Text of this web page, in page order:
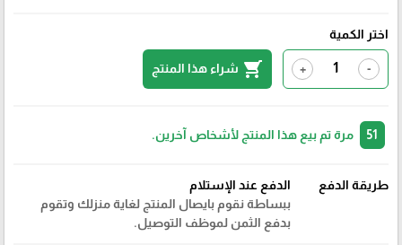
اختر الكمية
-
+
shopping_cart شراء هذا المنتج
مرة تم بيع هذا المنتج لأشخاص آخرين.
طريقة الدفع
الدفع عند الإستلام
ببساطة نقوم بايصال المنتج لغاية منزلك وتقوم
بدفع الثمن لموظف التوصيل.